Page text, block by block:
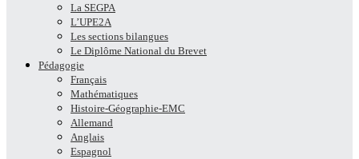
La SEGPA
L’UPE2A
Les sections bilangues
Le Diplôme National du Brevet
Pédagogie
Français
Mathématiques
Histoire-Géographie-EMC
Allemand
Anglais
Espagnol